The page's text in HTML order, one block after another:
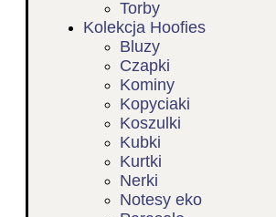
Torby
Kolekcja Hoofies
Bluzy
Czapki
Kominy
Kopyciaki
Koszulki
Kubki
Kurtki
Nerki
Notesy eko